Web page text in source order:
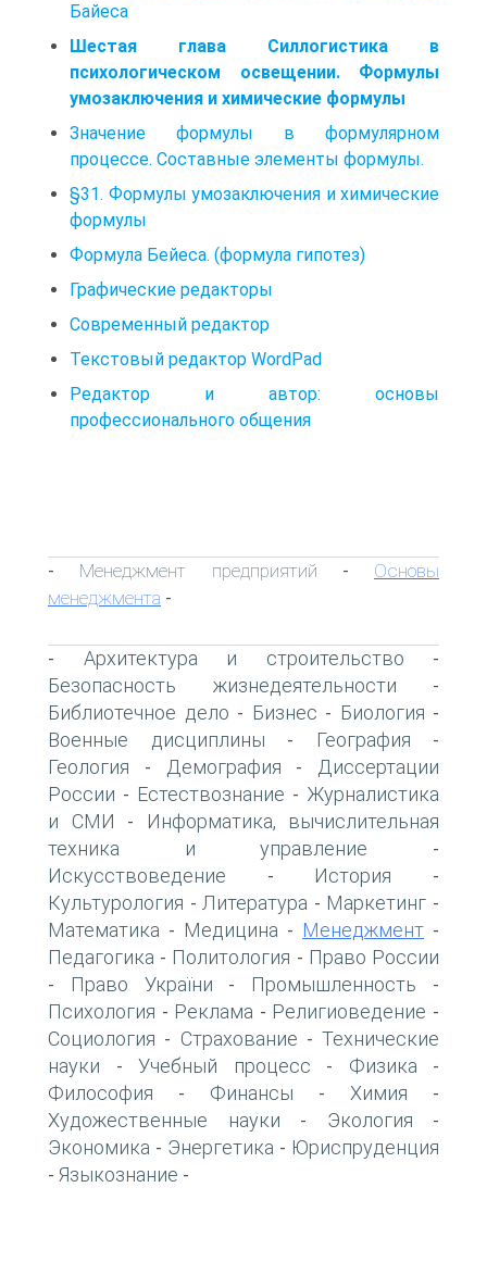
Байеса
Шестая глава Силлогистика в
психологическом освещении. Формулы
умозаключения и химические формулы
Значение формулы в формулярном
процессе. Составные элементы формулы.
§31. Формулы умозаключения и химические
формулы
Формула Бейеса. (формула гипотез)
Графические редакторы
Современный редактор
Текстовый редактор WordPad
Редактор и автор: основы
профессионального общения
- Менеджмент предприятий - Основы
менеджмента -
- Архитектура и строительство -
Безопасность жизнедеятельности -
Библиотечное дело - Бизнес - Биология -
Военные дисциплины - География -
Геология - Демография -
Диссертации
России - Естествознание - Журналистика
и СМИ -
Информатика, вычислительная
техника и управление -
Искусствоведение - История -
Культурология -Литература - Маркетинг -
Математика - Медицина - Менеджмент -
Педагогика - Политология - Право России
- Право України - Промышленность -
Психология - Реклама - Религиоведение -
Социология - Страхование - Технические
науки - Учебный процесс - Физика -
Философия - Финансы - Химия -
Художественные науки - Экология -
Экономика - Энергетика - Юриспруденция
- Языкознание -